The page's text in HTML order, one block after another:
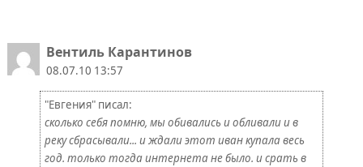
Вентиль Карантинов
08.07.10 13:57
"Евгения" писал:
сколько себя помню, мы обивались и обливали и в
реку сбрасывали... и ждали этот иван купала весь
год. только тогда интернета не было. и срать в